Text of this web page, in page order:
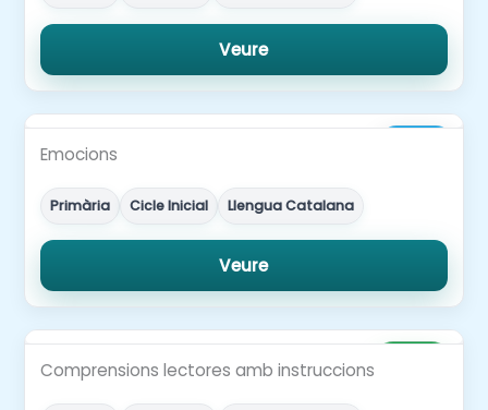
Veure
Emocions
Primària Cicle Inicial Llengua Catalana
Veure
Comprensions lectores amb instruccions